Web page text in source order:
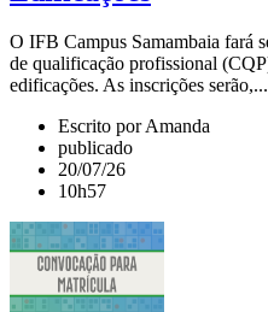
O IFB Campus Samambaia fará
de qualificação profissional
edificações. As inscrições serão,...
Escrito por Amanda
publicado
20/07/26
10h57